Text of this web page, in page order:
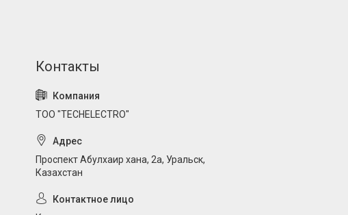
ТОО "TECHELECTRO"
Проспект Абулхаир хана, 2а, Уральск,
Казахстан